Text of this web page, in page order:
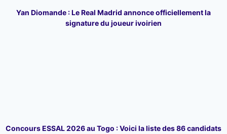
Yan Diomande : Le Real Madrid annonce officiellement la
signature du joueur ivoirien
Concours ESSAL 2026 au Togo : Voici la liste des 86 candidats